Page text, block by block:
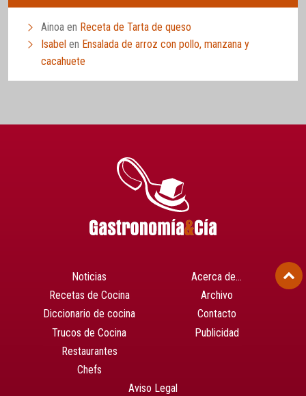
Ainoa en Receta de Tarta de queso
Isabel en Ensalada de arroz con pollo, manzana y
cacahuete
Noticias
Recetas de Cocina
Diccionario de cocina
Trucos de Cocina
Restaurantes
Chefs
Acerca de…
Archivo
Contacto
Publicidad
Aviso Legal